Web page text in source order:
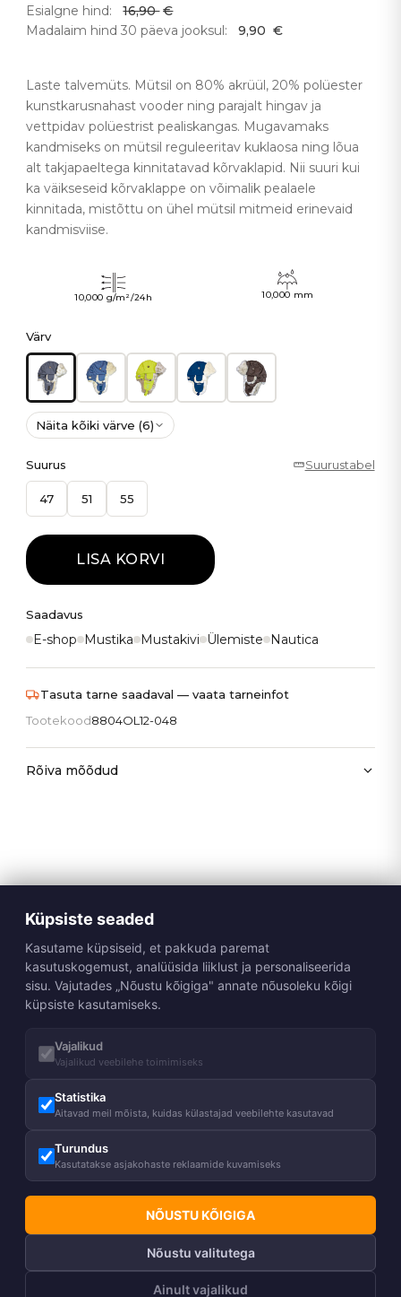
Esialgne hind: 16,90 €
Madalaim hind 30 päeva jooksul:
9,90 €
Laste talvemüts. Mütsil on 80% akrüül, 20% polüester
kunstkarusnahast vooder ning parajalt hingav ja
vettpidav polüestrist pealiskangas. Mugavamaks
kandmiseks on mütsil reguleeritav kuklaosa ning lõua
alt takjapaeltega kinnitatavad kõrvaklapid. Nii suuri kui
ka väikseseid kõrvaklappe on võimalik pealaele
kinnitada, mistõttu on ühel mütsil mitmeid erinevaid
kandmisviise.
10,000 g/m²/24h 10,000 mm
Värv
Näita kõiki värve (6)
Suurus Suurustabel
47 51 55
LISA KORVI
Saadavus
E-shop Mustika Mustakivi Ülemiste Nautica
Tasuta tarne saadaval — vaata tarneinfot
Tootekood8804OL12-048
Rõiva mõõdud
Küpsiste seaded
Kasutame küpsiseid, et pakkuda paremat
kasutuskogemust, analüüsida liiklust ja personaliseerida
sisu. Vajutades „Nõustu kõigiga" annate nõusoleku kõigi
küpsiste kasutamiseks.
Vajalikud
Vajalikud veebilehe toimimiseks
Statistika
Aitavad meil mõista, kuidas külastajad veebilehte kasutavad
Turundus
Kasutatakse asjakohaste reklaamide kuvamiseks
NÕUSTU KÕIGIGA
Nõustu valitutega
Ainult vajalikud